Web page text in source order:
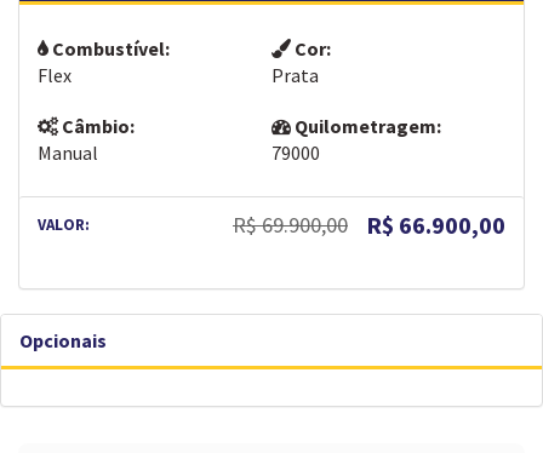
Combustível:
Flex
Cor:
Prata
Câmbio:
Manual
Quilometragem:
79000
VALOR: R$ 66.900,00
R$ 69.900,00
Opcionais